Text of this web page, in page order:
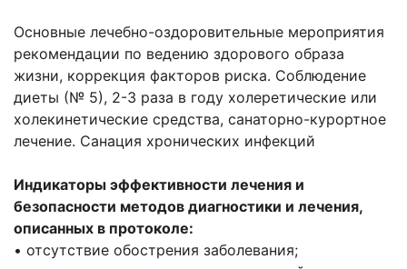
Основные лечебно-оздоровительные мероприятия
рекомендации по ведению здорового образа
жизни, коррекция факторов риска. Соблюдение
диеты (№ 5), 2-3 раза в году холеретические или
холекинетические средства, санаторно-курортное
лечение. Санация хронических инфекций
Индикаторы эффективности лечения и
безопасности методов диагностики и лечения,
описанных в протоколе:
• отсутствие обострения заболевания;